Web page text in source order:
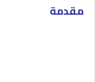
مقدمة